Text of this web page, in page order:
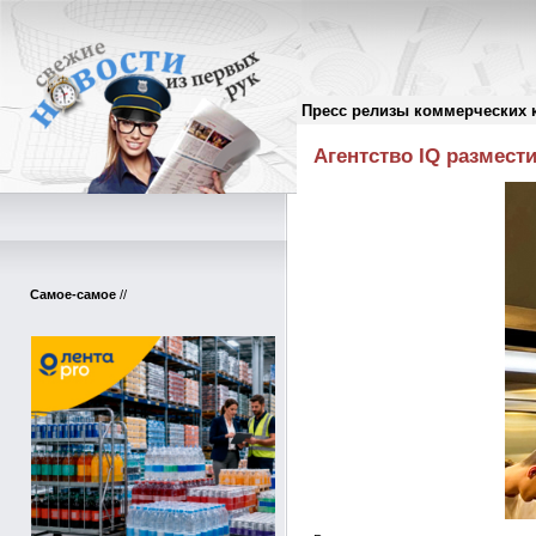
Пресс релизы коммерческих
Самое-самое //
Пресс-релизы//
Агентство IQ